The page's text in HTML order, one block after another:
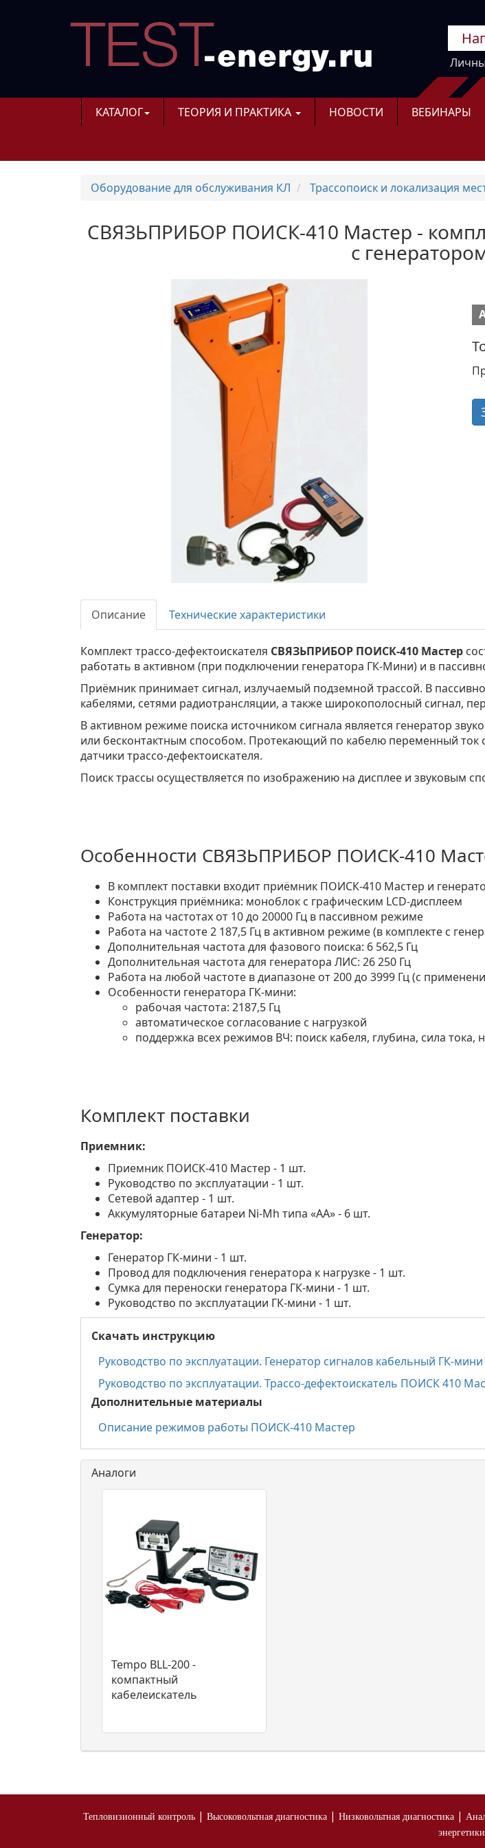
КАТАЛОГ ТЕОРИЯ И ПРАКТИКА НОВОСТИ ВЕБИНАРЫ
Оборудование для обслуживания КЛ Трассопоиск и локализация
СВЯЗЬПРИБОР ПОИСК-410 Мастер -
с
Описание Технические характеристики
Комплект трассо-дефектоискателя СВЯЗЬПРИБОР ПОИСК-410 Мастер
работать в активном (при подключении генератора ГК-Мини) и в
Приёмник принимает сигнал, излучаемый подземной трассой. В
кабелями, сетями радиотрансляции, а также широкополосный сигнал,
В активном режиме поиска источником сигнала является генератор
или бесконтактным способом. Протекающий по кабелю переменный ток
датчики трассо-дефектоискателя.
Поиск трассы осуществляется по изображению на дисплее и звуковым
Особенности СВЯЗЬПРИБОР ПОИСК-410
В комплект поставки входит приёмник ПОИСК-410 Мастер и
Конструкция приёмника: моноблок с графическим LCD-дисплеем
Работа на частотах от 10 до 20000 Гц в пассивном режиме
Работа на частоте 2 187,5 Гц в активном режиме (в комплекте с
Дополнительная частота для фазового поиска: 6 562,5 Гц
Дополнительная частота для генератора ЛИС: 26 250 Гц
Работа на любой частоте в диапазоне от 200 до 3999 Гц (с
Особенности генератора ГК-мини:
рабочая частота: 2187,5 Гц
автоматическое согласование с нагрузкой
поддержка всех режимов ВЧ: поиск кабеля, глубина, сила тока,
Комплект поставки
Приемник:
Приемник ПОИСК-410 Мастер - 1 шт.
Руководство по эксплуатации - 1 шт.
Сетевой адаптер - 1 шт.
Аккумуляторные батареи Ni-Mh типа «АА» - 6 шт.
Генератор:
Генератор ГК-мини - 1 шт.
Провод для подключения генератора к нагрузке - 1 шт.
Сумка для переноски генератора ГК-мини - 1 шт.
Руководство по эксплуатации ГК-мини - 1 шт.
Скачать инструкцию
Руководство по эксплуатации. Генератор сигналов кабельный ГК-мини
Руководство по эксплуатации. Трассо-дефектоискатель ПОИСК 410
Дополнительные материалы
Описание режимов работы ПОИСК-410 Мастер
Аналоги
Tempo BLL-200 -
компактный
кабелеискатель
Тепловизионный контроль | Высоковольтная диагностика | Низковольтная диагностика |
энергетики